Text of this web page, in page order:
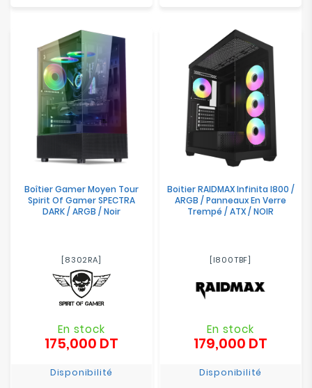
Boîtier Gamer Moyen Tour
Spirit Of Gamer SPECTRA
DARK / ARGB / Noir
[8302RA]
En stock
175,000 DT
Disponibilité
Boitier RAIDMAX Infinita I800 /
ARGB / Panneaux En Verre
Trempé / ATX / NOIR
[I800TBF]
En stock
179,000 DT
Disponibilité